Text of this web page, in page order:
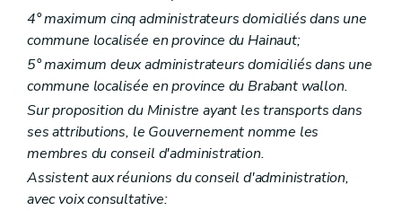
4° maximum cinq administrateurs domiciliés dans une
commune localisée en province du Hainaut;
5° maximum deux administrateurs domiciliés dans une
commune localisée en province du Brabant wallon.
Sur proposition du Ministre ayant les transports dans
ses attributions, le Gouvernement nomme les
membres du conseil d'administration.
Assistent aux réunions du conseil d'administration,
avec voix consultative: